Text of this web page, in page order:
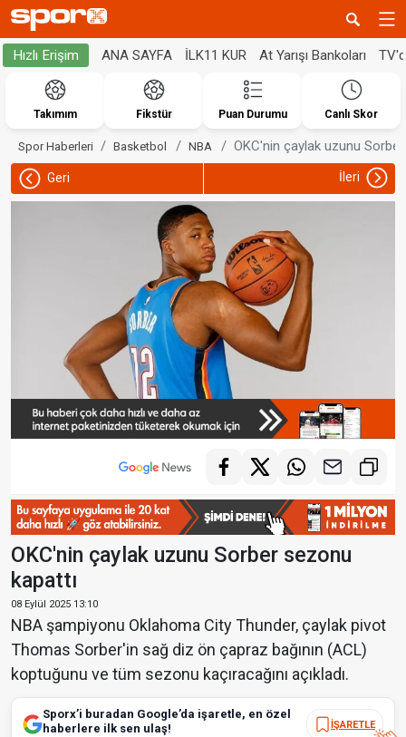
Hızlı Erişim ANA SAYFA İLK11 KUR At Yarışı Bankoları
Takımım Fikstür Puan Durumu Canlı Skor
Spor Haberleri Basketbol NBA OKC'nin çaylak uzunu
Geri İleri
OKC'nin çaylak uzunu Sorber sezonu
kapattı
08 Eylül 2025 13:10
NBA şampiyonu Oklahoma City Thunder, çaylak pivot
Thomas Sorber'in sağ diz ön çapraz bağının (ACL)
koptuğunu ve tüm sezonu kaçıracağını açıkladı.
Sporx’i buradan Google’da işaretle, en özel
haberlere ilk sen ulaş!
İŞARETLE